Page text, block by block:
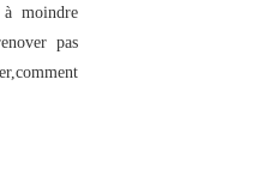
à moindre
pas